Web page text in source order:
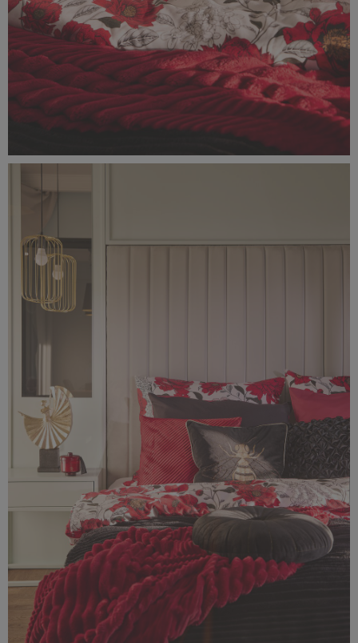
Classic_Delux10975.jpg